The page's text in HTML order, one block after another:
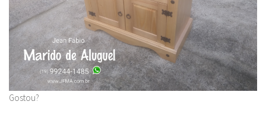
Gostou?